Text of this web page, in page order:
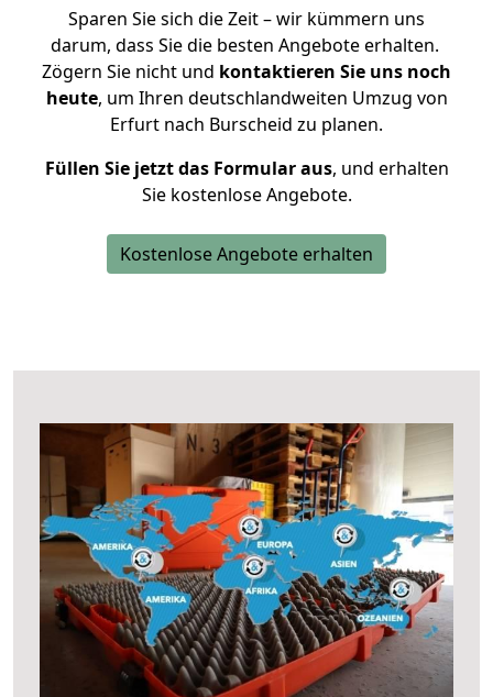
Sparen Sie sich die Zeit – wir kümmern uns
darum, dass Sie die besten Angebote erhalten.
Zögern Sie nicht und kontaktieren Sie uns noch
heute, um Ihren deutschlandweiten Umzug von
Erfurt nach Burscheid zu planen.
Füllen Sie jetzt das Formular aus, und erhalten
Sie kostenlose Angebote.
Kostenlose Angebote erhalten